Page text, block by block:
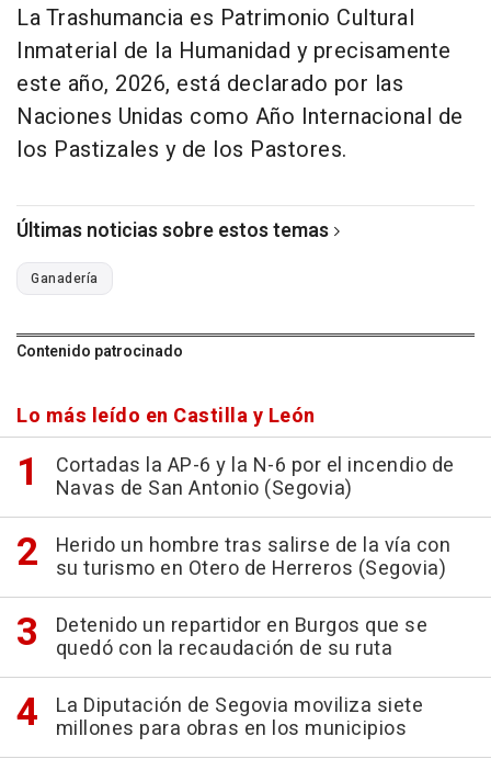
La Trashumancia es Patrimonio Cultural
Inmaterial de la Humanidad y precisamente
este año, 2026, está declarado por las
Naciones Unidas como Año Internacional de
los Pastizales y de los Pastores.
Últimas noticias sobre estos temas
Ganadería
Contenido patrocinado
Lo más leído en Castilla y León
Cortadas la AP-6 y la N-6 por el incendio de
Navas de San Antonio (Segovia)
Herido un hombre tras salirse de la vía con
su turismo en Otero de Herreros (Segovia)
Detenido un repartidor en Burgos que se
quedó con la recaudación de su ruta
La Diputación de Segovia moviliza siete
millones para obras en los municipios